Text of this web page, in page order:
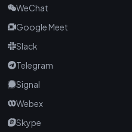
WeChat
Google Meet
Slack
Telegram
Signal
Webex
Skype